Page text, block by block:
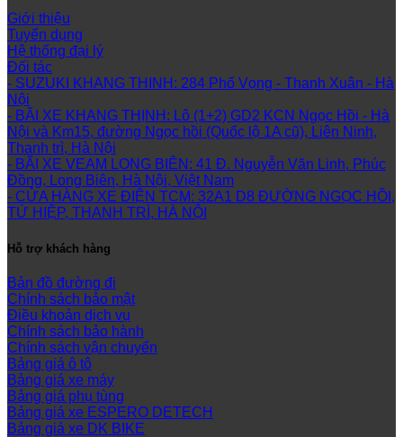
Giới thiệu
Tuyển dụng
Hệ thống đại lý
Đối tác
- SUZUKI KHANG THINH: 284 Phố Vọng - Thanh Xuân - Hà
Nội
- BÃI XE KHANG THỊNH: Lô (1+2) GD2 KCN Ngọc Hồi - Hà
Nội và Km15, đường Ngọc hồi (Quốc lộ 1A cũ), Liên Ninh,
Thanh trì, Hà Nội
- BÃI XE VEAM LONG BIÊN: 41 Đ. Nguyễn Văn Linh, Phúc
Đồng, Long Biên, Hà Nội, Việt Nam
- CỬA HÀNG XE ĐIỆN TCM: 32A1 D8 ĐƯỜNG NGỌC HỒI,
TỨ HIỆP, THANH TRÌ, HÀ NỘI
Hỗ trợ khách hàng
Bản đồ đường đi
Chính sách bảo mật
Điều khoản dịch vụ
Chính sách bảo hành
Chính sách vận chuyển
Bảng giá ô tô
Bảng giá xe máy
Bảng giá phụ tùng
Bảng giá xe ESPERO DETECH
Bảng giá xe DK BIKE